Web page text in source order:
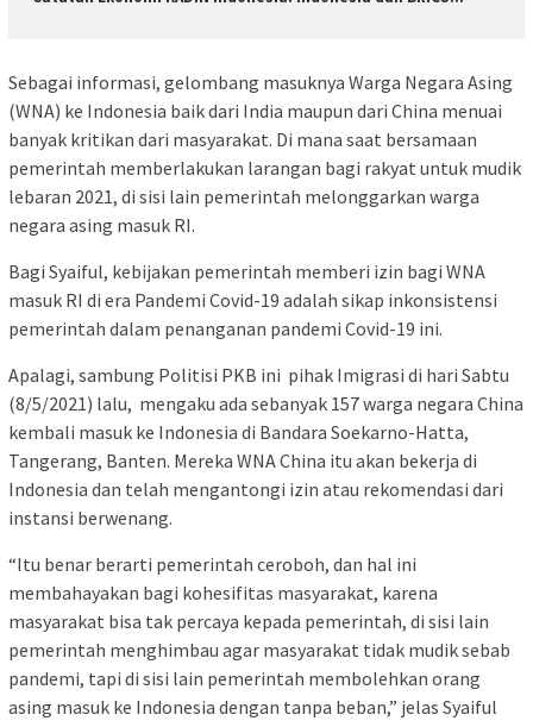
Sebagai informasi, gelombang masuknya Warga Negara Asing
(WNA) ke Indonesia baik dari India maupun dari China menuai
banyak kritikan dari masyarakat. Di mana saat bersamaan
pemerintah memberlakukan larangan bagi rakyat untuk mudik
lebaran 2021, di sisi lain pemerintah melonggarkan warga
negara asing masuk RI.
Bagi Syaiful, kebijakan pemerintah memberi izin bagi WNA
masuk RI di era Pandemi Covid-19 adalah sikap inkonsistensi
pemerintah dalam penanganan pandemi Covid-19 ini.
Apalagi, sambung Politisi PKB ini pihak Imigrasi di hari Sabtu
(8/5/2021) lalu, mengaku ada sebanyak 157 warga negara China
kembali masuk ke Indonesia di Bandara Soekarno-Hatta,
Tangerang, Banten. Mereka WNA China itu akan bekerja di
Indonesia dan telah mengantongi izin atau rekomendasi dari
instansi berwenang.
“Itu benar berarti pemerintah ceroboh, dan hal ini
membahayakan bagi kohesifitas masyarakat, karena
masyarakat bisa tak percaya kepada pemerintah, di sisi lain
pemerintah menghimbau agar masyarakat tidak mudik sebab
pandemi, tapi di sisi lain pemerintah membolehkan orang
asing masuk ke Indonesia dengan tanpa beban,” jelas Syaiful